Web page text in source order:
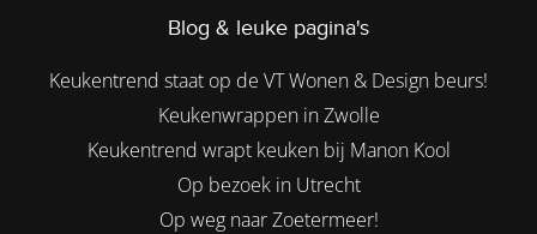
Blog & leuke pagina's
Keukentrend staat op de VT Wonen & Design beurs!
Keukenwrappen in Zwolle
Keukentrend wrapt keuken bij Manon Kool
Op bezoek in Utrecht
Op weg naar Zoetermeer!